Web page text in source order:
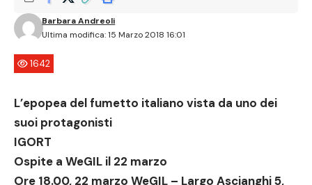
Ultima modifica: 15 Marzo 2018 16:01
Barbara Andreoli
1642
L’epopea del fumetto italiano vista da uno dei
suoi protagonisti
IGORT
Ospite a WeGIL il 22 marzo
Ore 18.00, 22 marzo WeGIL – Largo Ascianghi 5,